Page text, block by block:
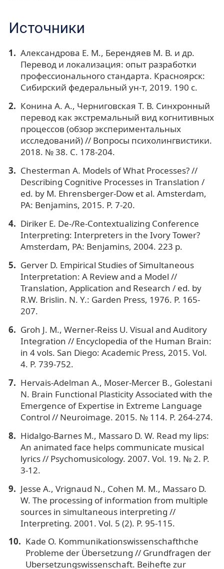
Источники
Александрова Е. М., Берендяев М. В. и др.
Перевод и локализация: опыт разработки
профессионального стандарта. Красноярск:
Сибирский федеральный ун-т, 2019. 190 с.
Конина А. А., Черниговская Т. В. Синхронный
перевод как экстремальный вид когнитивных
процессов (обзор экспериментальных
исследований) // Вопросы психолингвистики.
2018. № 38. С. 178-204.
Chesterman A. Models of What Processes? //
Describing Cognitive Processes in Translation /
ed. by M. Ehrensberger-Dow et al. Amsterdam,
PA: Benjamins, 2015. P. 7-20.
Diriker E. De-/Re-Contextualizing Conference
Interpreting: Interpreters in the Ivory Tower?
Amsterdam, PA: Benjamins, 2004. 223 p.
Gerver D. Empirical Studies of Simultaneous
Interpretation: A Review and a Model //
Translation, Application and Research / ed. by
R.W. Brislin. N. Y.: Garden Press, 1976. P. 165-
207.
Groh J. M., Werner-Reiss U. Visual and Auditory
Integration // Encyclopedia of the Human Brain:
in 4 vols. San Diego: Academic Press, 2015. Vol.
4. P. 739-752.
Hervais-Adelman A., Moser-Mercer B., Golestani
N. Brain Functional Plasticity Associated with the
Emergence of Expertise in Extreme Language
Control // Neuroimage. 2015. № 114. P. 264-274.
Hidalgo-Barnes M., Massaro D. W. Read my lips:
An animated face helps communicate musical
lyrics // Psychomusicology. 2007. Vol. 19. № 2. P.
3-12.
Jesse A., Vrignaud N., Cohen M. M., Massaro D.
W. The processing of information from multiple
sources in simultaneous interpreting //
Interpreting. 2001. Vol. 5 (2). P. 95-115.
Kade O. Kommunikationswissenschafthche
Probleme der Übersetzung // Grundfragen der
Ubersetzungswissenschaft. Beihefte zur